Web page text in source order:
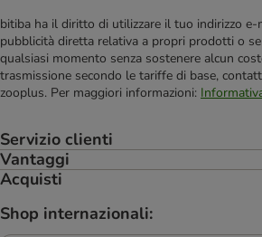
bitiba ha il diritto di utilizzare il tuo indirizzo e-
pubblicità diretta relativa a propri prodotti o
qualsiasi momento senza sostenere alcun
trasmissione secondo le tariffe di base,
zooplus. Per maggiori informazioni:
Servizio clienti
Vantaggi
Acquisti
Shop internazionali: